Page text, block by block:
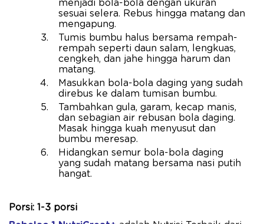
menjadi bola-bola dengan ukuran
sesuai selera. Rebus hingga matang dan
mengapung.
Tumis bumbu halus bersama rempah-
rempah seperti daun salam, lengkuas,
cengkeh, dan jahe hingga harum dan
matang.
Masukkan bola-bola daging yang sudah
direbus ke dalam tumisan bumbu.
Tambahkan gula, garam, kecap manis,
dan sebagian air rebusan bola daging.
Masak hingga kuah menyusut dan
bumbu meresap.
Hidangkan semur bola-bola daging
yang sudah matang bersama nasi putih
hangat.
Porsi: 1-3 porsi